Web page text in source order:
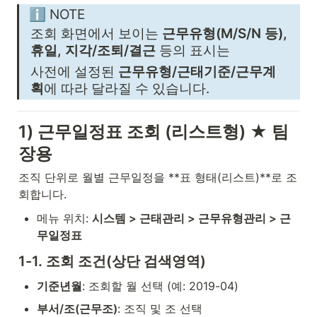
ℹ️ NOTE
조회 화면에서 보이는 근무유형(M/S/N 등),
휴일, 지각/조퇴/결근 등의 표시는
사전에 설정된 근무유형/근태기준/근무계
획에 따라 달라질 수 있습니다.
1) 근무일정표 조회 (리스트형) ★ 팀
장용
조직 단위로 월별 근무일정을 **표 형태(리스트)**로 조
회합니다.
메뉴 위치: 시스템 > 근태관리 > 근무유형관리 > 근
무일정표
1-1. 조회 조건(상단 검색영역)
기준년월: 조회할 월 선택 (예: 2019-04)
부서/조(근무조): 조직 및 조 선택